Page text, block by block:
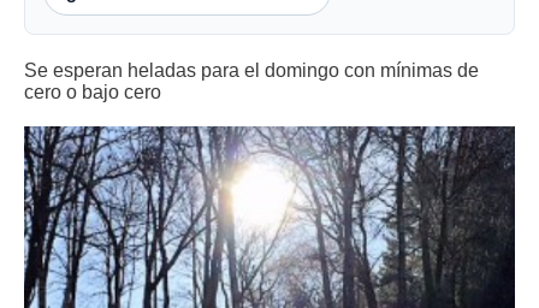
Se esperan heladas para el domingo con mínimas de
cero o bajo cero